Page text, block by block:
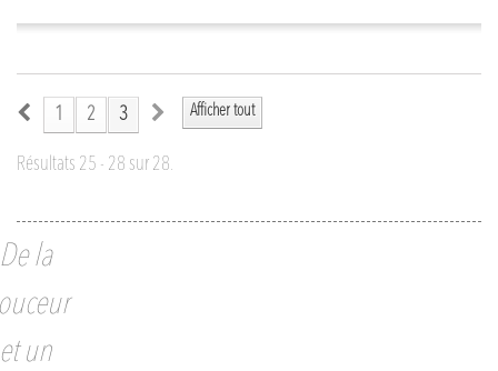
Afficher tout
1 2 3
Résultats 25 - 28 sur 28.
la
un